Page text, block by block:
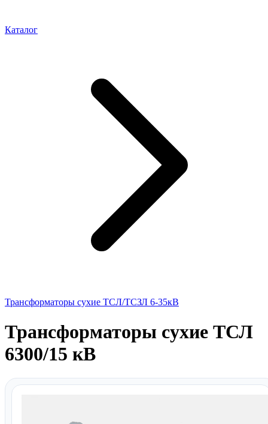
Каталог
Трансформаторы сухие ТСЛ/ТСЗЛ 6-35кВ
Трансформаторы сухие ТСЛ
6300/15 кВ